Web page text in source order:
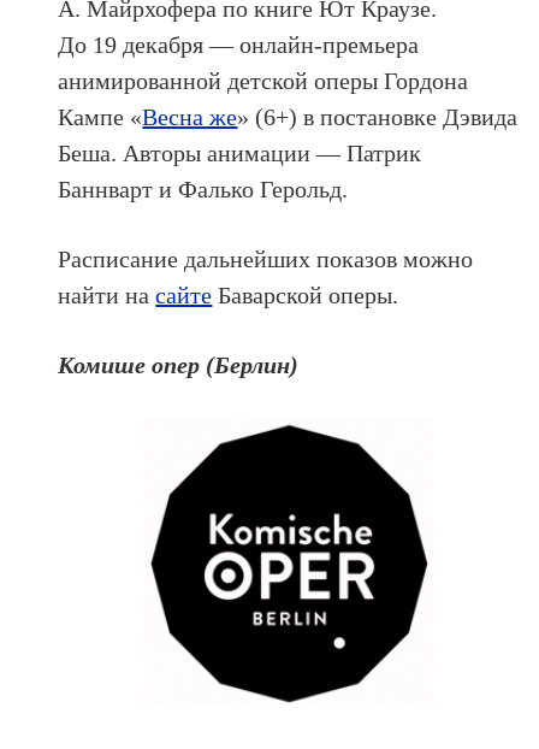
А. Майрхофера по книге Ют Краузе.
До 19 декабря — онлайн-премьера
анимированной детской оперы Гордона
Кампе «Весна же» (6+) в постановке Дэвида
Беша. Авторы анимации — Патрик
Баннварт и Фалько Герольд.
Расписание дальнейших показов можно
найти насайте Баварской оперы.
Комише опер (Берлин)